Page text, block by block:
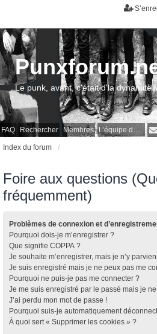
FAQ Rechercher Membres L’équipe du forum
Le punk, avant, c'était d'la dynamite !
Index du forum
Foire aux questions
fréquemment)
Problèmes de connexion et
Pourquoi dois-je m’enregistrer ?
Que signifie COPPA ?
Je souhaite m’enregistrer, mais je n’y
Je suis enregistré mais je ne peux pas me
Pourquoi ne puis-je pas me connecter ?
Je me suis enregistré par le passé mais je
J’ai perdu mon mot de passe !
Pourquoi suis-je automatiquement
À quoi sert « Supprimer les cookies » ?